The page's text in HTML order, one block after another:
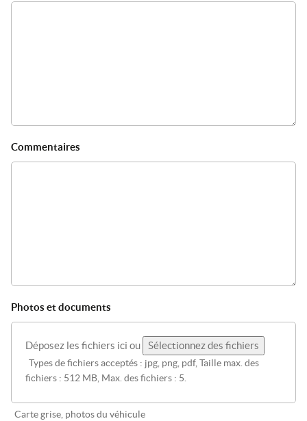
Commentaires
Photos et documents
Déposez les fichiers ici ou Sélectionnez des fichiers
Types de fichiers acceptés : jpg, png, pdf, Taille max. des
fichiers : 512 MB, Max. des fichiers : 5.
Carte grise, photos du véhicule